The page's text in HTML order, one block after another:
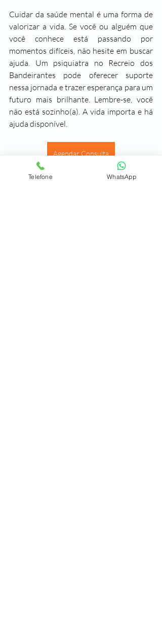
Cuidar da saúde mental é uma forma de
valorizar a vida. Se você ou alguém que
você conhece está passando por
momentos difíceis, não hesite em buscar
ajuda. Um psiquiatra no Recreio dos
Bandeirantes pode oferecer suporte
nessa jornada e trazer esperança para um
futuro mais brilhante. Lembre-se, você
não está sozinho(a). A vida importa e há
ajuda disponível.
Agendar Consulta
Telefone WhatsApp